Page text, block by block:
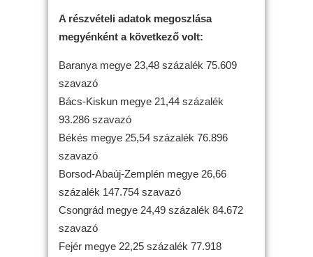
A részvételi adatok megoszlása
megyénként a következő volt:
Baranya megye 23,48 százalék 75.609
szavazó
Bács-Kiskun megye 21,44 százalék
93.286 szavazó
Békés megye 25,54 százalék 76.896
szavazó
Borsod-Abaúj-Zemplén megye 26,66
százalék 147.754 szavazó
Csongrád megye 24,49 százalék 84.672
szavazó
Fejér megye 22,25 százalék 77.918